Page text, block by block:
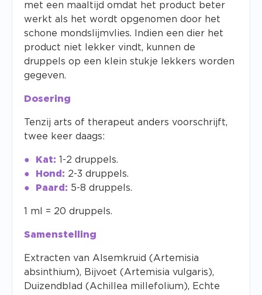
met een maaltijd omdat het product beter
werkt als het wordt opgenomen door het
schone mondslijmvlies. Indien een dier het
product niet lekker vindt, kunnen de
druppels op een klein stukje lekkers worden
gegeven.
Dosering
Tenzij arts of therapeut anders voorschrijft,
twee keer daags:
Kat: 1-2 druppels.
Hond: 2-3 druppels.
Paard: 5-8 druppels.
1 ml = 20 druppels.
Samenstelling
Extracten van Alsemkruid (Artemisia
absinthium), Bijvoet (Artemisia vulgaris),
Duizendblad (Achillea millefolium), Echte